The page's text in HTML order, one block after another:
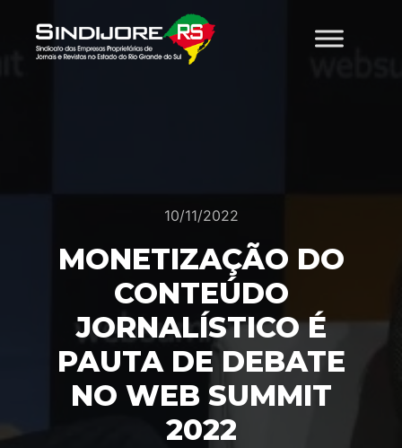
10/11/2022
MONETIZAÇÃO DO
CONTEÚDO
JORNALÍSTICO É
PAUTA DE DEBATE
NO WEB SUMMIT
2022